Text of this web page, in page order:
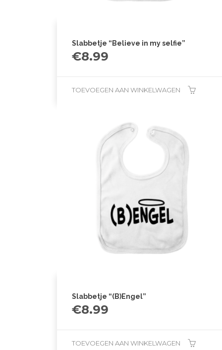
Slabbetje “Believe in my selfie”
€8.99
TOEVOEGEN AAN WINKELWAGEN
Slabbetje “(B)Engel”
€8.99
TOEVOEGEN AAN WINKELWAGEN